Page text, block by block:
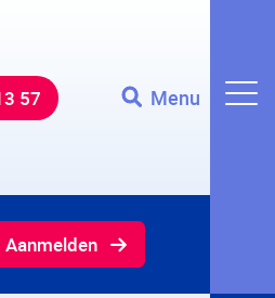
57 Menu
Aanmelden